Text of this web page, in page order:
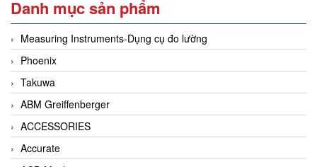
Danh mục sản phẩm
Measuring Instruments-Dụng cụ đo lường
Phoenix
Takuwa
ABM Greiffenberger
ACCESSORIES
Accurate